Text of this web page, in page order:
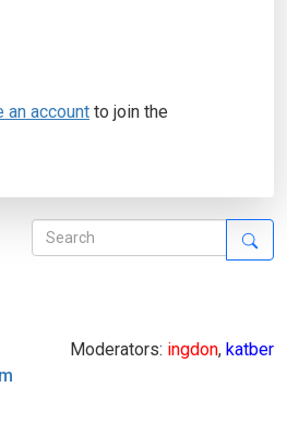
an account to join the
Moderators: ingdon, katber